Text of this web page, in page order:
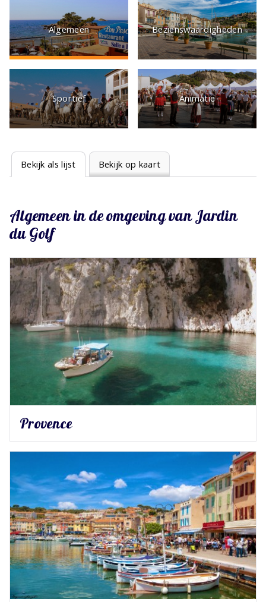
Algemeen Bezienswaardigheden
Sportief Animatie
Bekijk als lijst Bekijk op kaart
Algemeen in de omgeving van Jardin
du Golf
Provence